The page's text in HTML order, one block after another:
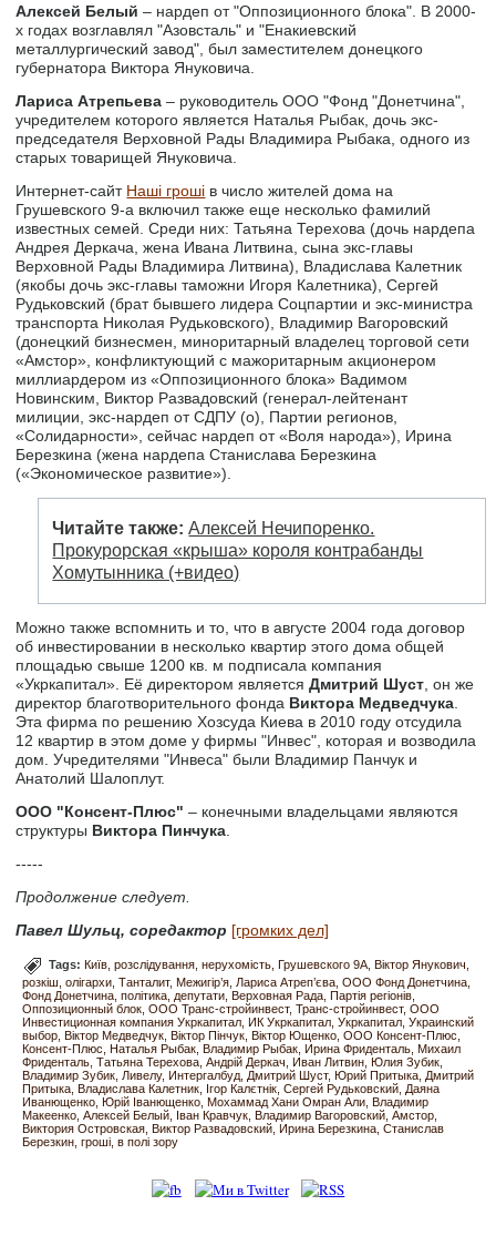
Алексей Белый – нардеп от "Оппозиционного блока". В 2000-
х годах возглавлял "Азовсталь" и "Енакиевский
металлургический завод", был заместителем донецкого
губернатора Виктора Януковича.
Лариса Атрепьева – руководитель ООО "Фонд "Донетчина",
учредителем которого является Наталья Рыбак, дочь экс-
председателя Верховной Рады Владимира Рыбака, одного из
старых товарищей Януковича.
Интернет-сайт Наші гроші в число жителей дома на
Грушевского 9-а включил также еще несколько фамилий
известных семей. Среди них: Татьяна Терехова (дочь нардепа
Андрея Деркача, жена Ивана Литвина, сына экс-главы
Верховной Рады Владимира Литвина), Владислава Калетник
(якобы дочь экс-главы таможни Игоря Калетника), Сергей
Рудьковский (брат бывшего лидера Соцпартии и экс-министра
транспорта Николая Рудьковского), Владимир Вагоровский
(донецкий бизнесмен, миноритарный владелец торговой сети
«Амстор», конфликтующий с мажоритарным акционером
миллиардером из «Оппозиционного блока» Вадимом
Новинским, Виктор Развадовский (генерал-лейтенант
милиции, экс-нардеп от СДПУ (о), Партии регионов,
«Солидарности», сейчас нардеп от «Воля народа»), Ирина
Березкина (жена нардепа Станислава Березкина
(«Экономическое развитие»).
Читайте также: Алексей Нечипоренко.
Прокурорская «крыша» короля контрабанды
Хомутынника (+видео)
Можно также вспомнить и то, что в августе 2004 года договор
об инвестировании в несколько квартир этого дома общей
площадью свыше 1200 кв. м подписала компания
«Укркапитал». Её директором являетсяДмитрий Шуст , он же
директор благотворительного фонда Виктора Медведчука
Эта фирма по решению Хозсуда Киева в 2010 году отсудила
12 квартир в этом доме у фирмы "Инвес", которая и возводила
дом. Учредителями "Инвеса" были Владимир Панчук и
Анатолий Шалоплут.
ООО "Консент-Плюс" – конечными владельцами являются
структуры Виктора Пинчука
-----
Продолжение следует.
Павел Шульц, соредактор [громких дел]
Tags:Київ розслідування нерухомість Грушевского 9А Віктор Янукович
розкіш
олігархи Танталит Межигір’я Лариса Атреп’єва ООО Фонд Донетчина
Фонд Донетчина політика депутати Верховная Рада Партія регіонів
Оппозиционный блок ООО Транс-стройинвест Транс-стройинвест ООО
Инвестиционная компания Укркапитал ИК Укркапитал Укркапитал Украинский
выбор Віктор Медведчук Віктор Пінчук Віктор Ющенко ООО Консент-Плюс
Консент-Плюс
Наталья Рыбак Владимир Рыбак Ирина Фриденталь Михаил
Фриденталь Татьяна Терехова Андрій Деркач Иван Литвин Юлия Зубик
Владимир Зубик Ливелу Интергалбуд Дмитрий Шуст Юрий Притыка Дмитрий
Притыка Владислава Калетник Ігор Калєтнік Сергей Рудьковский Даяна
Иванющенко Юрій Іванющенко Мохаммад Хани Омран Али Владимир
Макеенко Алексей Белый Іван Кравчук Владимир Вагоровский Амстор
Виктория Островская Виктор Развадовский Ирина Березкина Станислав
Березкин гроші в полі зору